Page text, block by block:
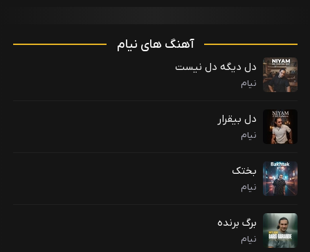
آهنگ های نیام
دل دیگه دل نیست
نیام
دل بیقرار
نیام
بختک
نیام
برگ برنده
نیام